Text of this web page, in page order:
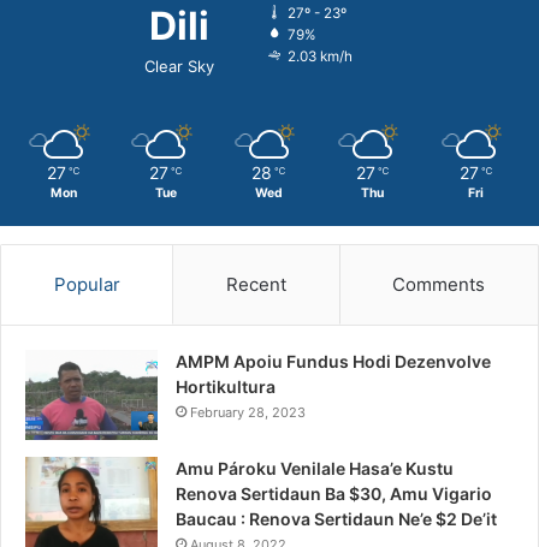
Dili
Clear Sky
27º - 23º
79%
2.03 km/h
27 ℃
Mon
27 ℃
Tue
28 ℃
Wed
27 ℃
Thu
27 ℃
Fri
Popular Recent Comments
AMPM Apoiu Fundus Hodi Dezenvolve
Hortikultura
February 28, 2023
Amu Pároku Venilale Hasa’e Kustu
Renova Sertidaun Ba $30, Amu Vigario
Baucau : Renova Sertidaun Ne’e $2 De’it